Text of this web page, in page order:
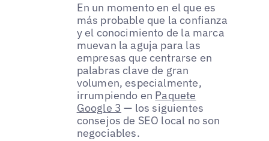
En un momento en el que es
más probable que la confianza
y el conocimiento de la marca
muevan la aguja para las
empresas que centrarse en
palabras clave de gran
volumen, especialmente,
irrumpiendo en Paquete
Google 3 — los siguientes
consejos de SEO local no son
negociables.